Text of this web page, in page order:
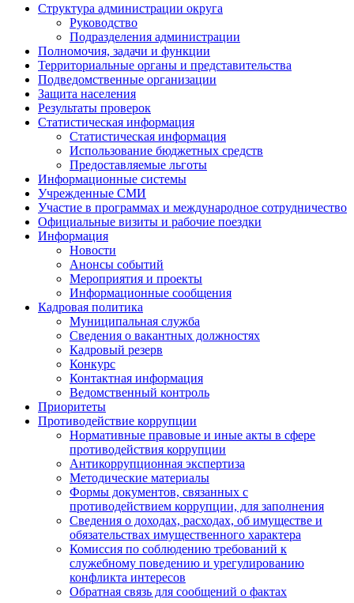
Структура администрации округа
Руководство
Подразделения администрации
Полномочия, задачи и функции
Территориальные органы и представительства
Подведомственные организации
Защита населения
Результаты проверок
Статистическая информация
Статистическая информация
Использование бюджетных средств
Предоставляемые льготы
Информационные системы
Учрежденные СМИ
Участие в программах и международное сотрудничество
Официальные визиты и рабочие поездки
Информация
Новости
Анонсы событий
Мероприятия и проекты
Информационные сообщения
Кадровая политика
Муниципальная служба
Сведения о вакантных должностях
Кадровый резерв
Конкурс
Контактная информация
Ведомственный контроль
Приоритеты
Противодействие коррупции
Нормативные правовые и иные акты в сфере
противодействия коррупции
Антикоррупционная экспертиза
Методические материалы
Формы документов, связанных с
противодействием коррупции, для заполнения
Сведения о доходах, расходах, об имуществе и
обязательствах имущественного характера
Комиссия по соблюдению требований к
служебному поведению и урегулированию
конфликта интересов
Обратная связь для сообщений о фактах